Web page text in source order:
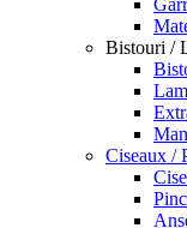
Bistouri /
Ciseaux /